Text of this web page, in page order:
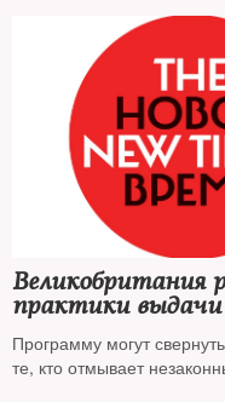
Великобритания
практики выдачи
Программу могут
те, кто отмывает